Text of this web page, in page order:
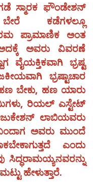
ಸ್ಮಾರಕ ಫೌಂಡೇಶನ್
ಕಡೆಗಳಲ್ಲೂ
ಪ್ರಾಮಾಣಿಕ ಅಂತ
ಅವರು ವಿವರಣೆ
ವೈಯಕ್ತಿಕವಾಗಿ ಭ್ರಷ್ಟ
ಭ್ರಷ್ಟಾಚಾರ
ಹಣ ಬೇಕು, ಹಣ ಯಾರು
ರಿಯಲ್ ಎಸ್ಟೇಟ್
ಲಾಬಿಯವರು
ಅವರು ಮುಂದೆ
ಎಂದು
ಸಿದ್ಧರಾಮಯ್ಯನವರನ್ನು
ಹೇಳುತ್ತಾರೆ.